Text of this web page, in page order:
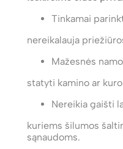
Tinkamai
nereikalauja
Mažesnės
statyti kamino ar
Nereikia gaišti
kuriems šilumos
sąnaudoms.